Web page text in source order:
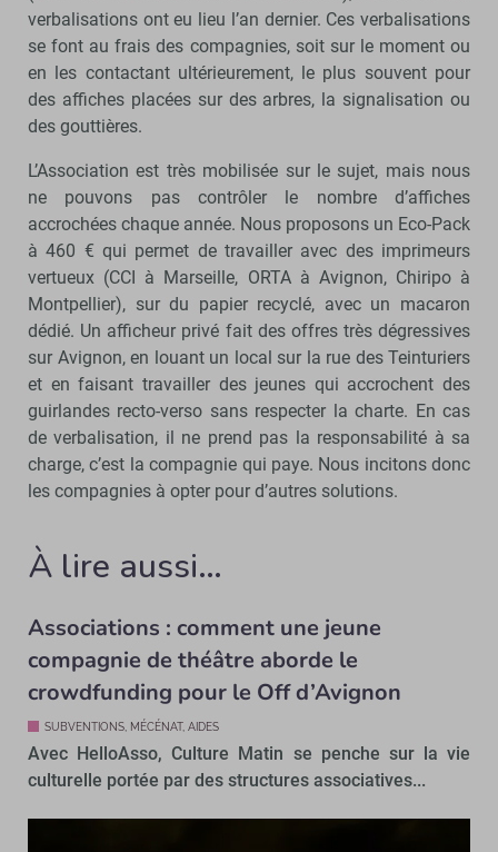
verbalisations ont eu lieu l’an dernier. Ces verbalisations
se font au frais des compagnies, soit sur le moment ou
en les contactant ultérieurement, le plus souvent pour
des affiches placées sur des arbres, la signalisation ou
des gouttières.
L’Association est très mobilisée sur le sujet, mais nous
ne pouvons pas contrôler le nombre d’affiches
accrochées chaque année. Nous proposons un Eco-Pack
à 460 € qui permet de travailler avec des imprimeurs
vertueux (CCI à Marseille, ORTA à Avignon, Chiripo à
Montpellier), sur du papier recyclé, avec un macaron
dédié. Un afficheur privé fait des offres très dégressives
sur Avignon, en louant un local sur la rue des Teinturiers
et en faisant travailler des jeunes qui accrochent des
guirlandes recto-verso sans respecter la charte. En cas
de verbalisation, il ne prend pas la responsabilité à sa
charge, c’est la compagnie qui paye. Nous incitons donc
les compagnies à opter pour d’autres solutions.
À lire aussi…
Associations : comment une jeune
compagnie de théâtre aborde le
crowdfunding pour le Off d’Avignon
SUBVENTIONS, MÉCÉNAT, AIDES
Avec HelloAsso, Culture Matin se penche sur la vie
culturelle portée par des structures associatives...